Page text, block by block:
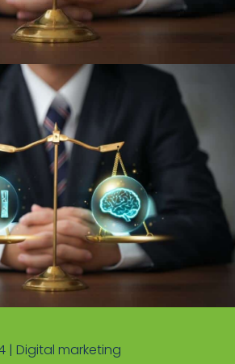
| Digital marketing